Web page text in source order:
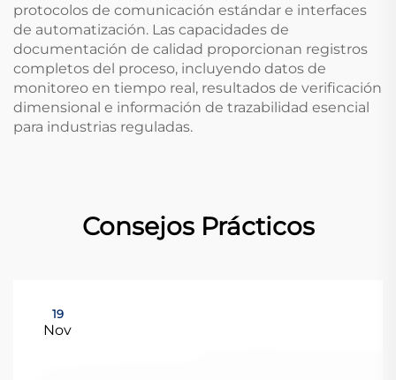
protocolos de comunicación estándar e interfaces
de automatización. Las capacidades de
documentación de calidad proporcionan registros
completos del proceso, incluyendo datos de
monitoreo en tiempo real, resultados de verificación
dimensional e información de trazabilidad esencial
para industrias reguladas.
Consejos Prácticos
19
Nov